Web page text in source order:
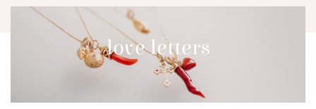
love letters